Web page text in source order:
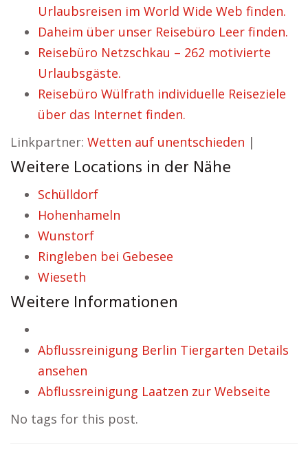
Urlaubsreisen im World Wide Web finden.
Daheim über unser Reisebüro Leer finden.
Reisebüro Netzschkau – 262 motivierte
Urlaubsgäste.
Reisebüro Wülfrath individuelle Reiseziele
über das Internet finden.
Linkpartner: Wetten auf unentschieden |
Weitere Locations in der Nähe
Schülldorf
Hohenhameln
Wunstorf
Ringleben bei Gebesee
Wieseth
Weitere Informationen
Abflussreinigung Berlin Tiergarten Details
ansehen
Abflussreinigung Laatzen zur Webseite
No tags for this post.